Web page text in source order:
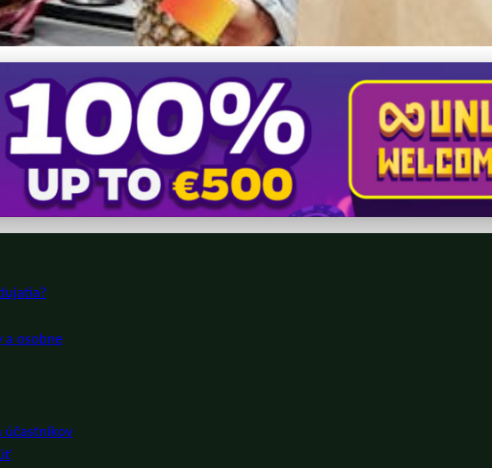
Pršany: Ako sa Prihlásiť na
a osobne
účastníkov